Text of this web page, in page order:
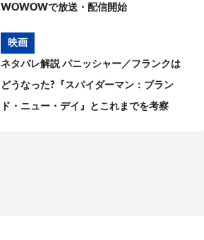
WOWOWで放送・配信開始
映画
ネタバレ解説 パニッシャー／フランクは
どうなった?『スパイダーマン：ブラン
ド・ニュー・デイ』とこれまでを考察